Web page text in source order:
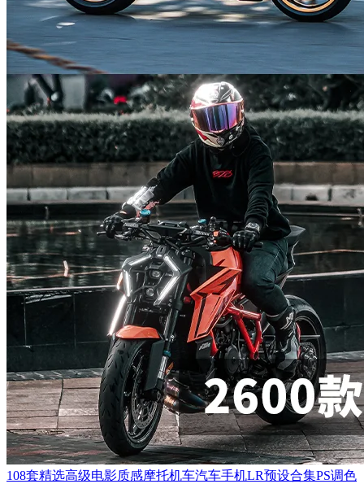
108套精选高级电影质感摩托机车汽车手机LR预设合集PS调色